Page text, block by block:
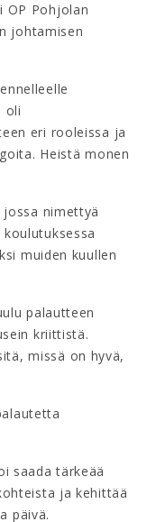
OP Pohjolan
johtamisen
oli
eri rooleissa ja
Heistä monen
nimettyä
muiden kuullen
palautteen
kriittistä.
missä on hyvä,
saada tärkeää
ja kehittää
päivä.